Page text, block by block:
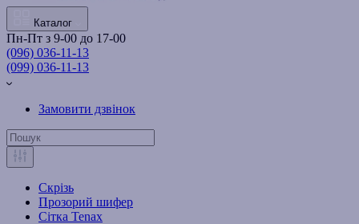
Каталог
Пн-Пт з 9-00 до 17-00
(096) 036-11-13
(099) 036-11-13
Замовити дзвінок
Скрізь
Прозорий шифер
Сітка Tenax